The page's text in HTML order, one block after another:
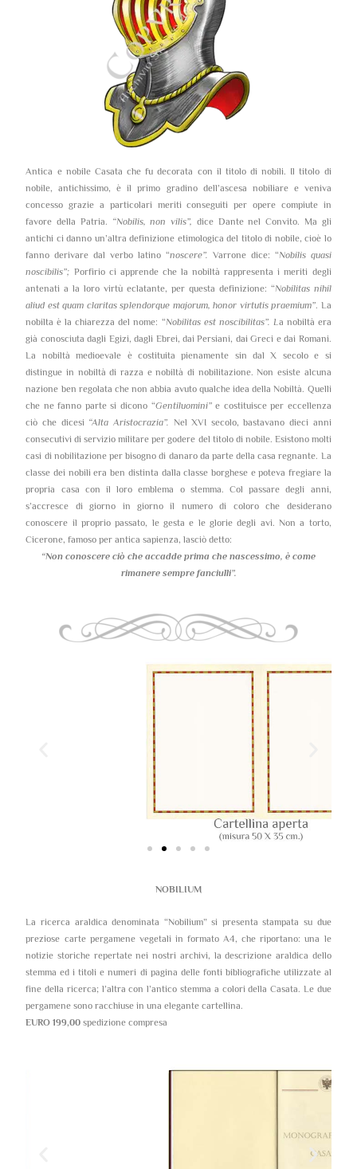
Antica e nobile Casata che fu decorata con il titolo di nobili. Il titolo di
nobile, antichissimo, è il primo gradino dell’ascesa nobiliare e veniva
concesso grazie a particolari meriti conseguiti per opere compiute in
favore della Patria. “Nobilis, non vilis”, dice Dante nel Convito. Ma gli
antichi ci danno un’altra definizione etimologica del titolo di nobile, cioè lo
fanno derivare dal verbo latino “noscere”. Varrone dice: “Nobilis quasi
noscibilis”; Porfirio ci apprende che la nobiltà rappresenta i meriti degli
antenati a la loro virtù eclatante, per questa definizione: “Nobilitas nihil
aliud est quam claritas splendorque majorum, honor virtutis praemium”. La
nobilta è la chiarezza del nome: “Nobilitas est noscibilitas”. La nobiltà era
già conosciuta dagli Egizi, dagli Ebrei, dai Persiani, dai Greci e dai Romani.
La nobiltà medioevale è costituita pienamente sin dal X secolo e si
distingue in nobiltà di razza e nobiltà di nobilitazione. Non esiste alcuna
nazione ben regolata che non abbia avuto qualche idea della Nobiltà. Quelli
che ne fanno parte si dicono “Gentiluomini”e costituisce per eccellenza
ciò che dicesi “Alta Aristocrazia”. Nel XVI secolo, bastavano dieci anni
consecutivi di servizio militare per godere del titolo di nobile. Esistono molti
casi di nobilitazione per bisogno di danaro da parte della casa regnante. La
classe dei nobili era ben distinta dalla classe borghese e poteva fregiare la
propria casa con il loro emblema o stemma. Col passare degli anni,
s’accresce di giorno in giorno il numero di coloro che desiderano
conoscere il proprio passato, le gesta e le glorie degli avi. Non a torto,
Cicerone, famoso per antica sapienza, lasciò detto:
“Non conoscere ciò che accadde prima che nascessimo, è come
rimanere sempre fanciulli”.
NOBILIUM
La ricerca araldica denominata “Nobilium” si presenta stampata su due
preziose carte pergamene vegetali in formato A4, che riportano: una le
notizie storiche repertate nei nostri archivi, la descrizione araldica dello
stemma ed i titoli e numeri di pagina delle fonti bibliografiche utilizzate al
fine della ricerca; l’altra con l’antico stemma a colori della Casata. Le due
pergamene sono racchiuse in una elegante cartellina.
EURO 199,00 spedizione compresa